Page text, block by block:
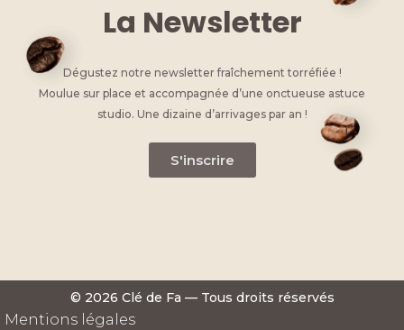
La Newsletter
Dégustez notre newsletter fraîchement torréfiée !
Moulue sur place et accompagnée d’une onctueuse astuce
studio. Une dizaine d’arrivages par an !
S'inscrire
© 2026 Clé de Fa — Tous droits réservés
Mentions légales